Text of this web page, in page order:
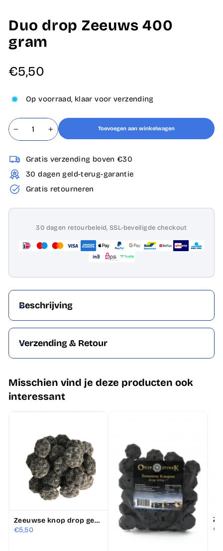
Duo drop Zeeuws 400
gram
Normale
prijs
€5,50
Op voorraad, klaar voor verzending
+
Toevoegen aan winkelwagen
Gratis verzending boven €30
30 dagen geld-terug-garantie
Gratis retourneren
30 dagen retourbeleid, SSL-beveiligde checkout
Beschrijving
Verzending & Retour
Misschien vind je deze producten ook
interessant
Zeeuwse knop drop gesuikerd 400 gram zak
€5,50